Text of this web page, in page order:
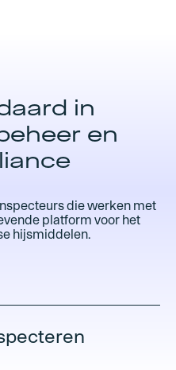
in
en
die werken met
platform voor het
hijsmiddelen.